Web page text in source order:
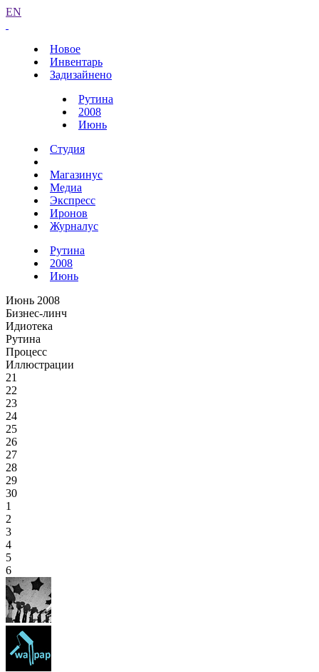
EN
Новое
Инвентарь
Задизайнено
Рутина
2008
Июнь
Студия
Магазинус
Медиа
Экспресс
Иронов
Журналус
Рутина
2008
Июнь
Июнь 2008
Бизнес-линч
Идиотека
Рутина
Процесс
Иллюстрации
21
22
23
24
25
26
27
28
29
30
1
2
3
4
5
6